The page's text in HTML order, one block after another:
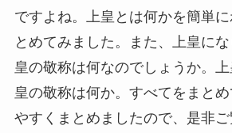
ですよね。上皇とは何かを簡単
とめてみました。また、上皇に
皇の敬称は何なのでしょうか。
皇の敬称は何か。すべてをまと
やすくまとめましたので、是非ご